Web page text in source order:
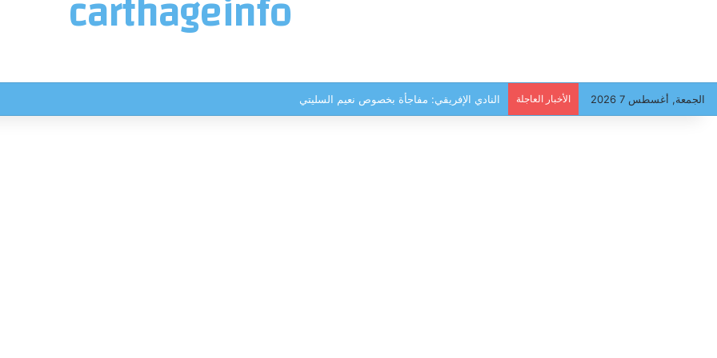
الجمعة, أغسطس 7 2026 الأخبار العاجلة النادي الإفريقي: مفاجأة بخصوص نعيم السليتي